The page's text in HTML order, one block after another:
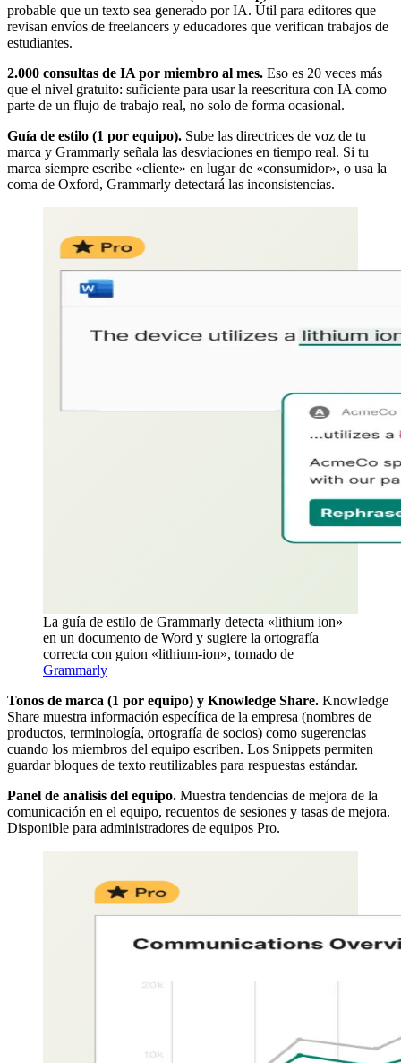
probable que un texto sea generado por IA. Útil para editores que
revisan envíos de freelancers y educadores que verifican trabajos de
estudiantes.
2.000 consultas de IA por miembro al mes. Eso es 20 veces más
que el nivel gratuito: suficiente para usar la reescritura con IA como
parte de un flujo de trabajo real, no solo de forma ocasional.
Guía de estilo (1 por equipo). Sube las directrices de voz de tu
marca y Grammarly señala las desviaciones en tiempo real. Si tu
marca siempre escribe «cliente» en lugar de «consumidor», o usa la
coma de Oxford, Grammarly detectará las inconsistencias.
La guía de estilo de Grammarly detecta «lithium ion»
en un documento de Word y sugiere la ortografía
correcta con guion «lithium-ion», tomado de
Grammarly
Tonos de marca (1 por equipo) y Knowledge Share. Knowledge
Share muestra información específica de la empresa (nombres de
productos, terminología, ortografía de socios) como sugerencias
cuando los miembros del equipo escriben. Los Snippets permiten
guardar bloques de texto reutilizables para respuestas estándar.
Panel de análisis del equipo. Muestra tendencias de mejora de la
comunicación en el equipo, recuentos de sesiones y tasas de mejora.
Disponible para administradores de equipos Pro.